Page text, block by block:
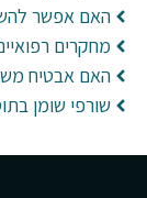
האם אפשר
מחקרים
האם אבטיח
שורפי שומן